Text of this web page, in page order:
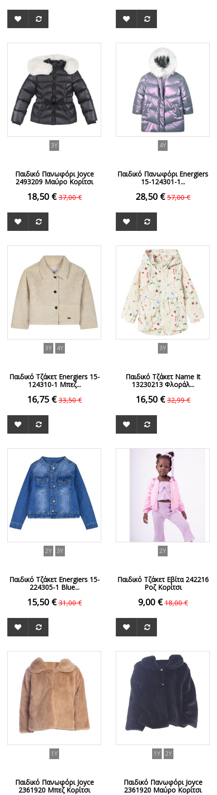
3Y
Παιδικό Πανωφόρι Joyce
2493209 Μαύρο Κορίτσι
18,50 € 37,00 €
4Y
Παιδικό Πανωφόρι Energiers
15-124301-1...
28,50 € 57,00 €
3Y 4Y
Παιδικό Τζάκετ Energiers 15-
124310-1 Μπεζ...
16,75 € 33,50 €
ΟFFER
3Y
Παιδικό Τζάκετ Name It
13230213 Φλοράλ...
16,50 € 32,99 €
2Y 3Y
Παιδικό Τζάκετ Energiers 15-
224305-1 Blue...
15,50 € 31,00 €
2Y
Παιδικό Τζάκετ Εβίτα 242216
Ροζ Κορίτσι
9,00 € 18,00 €
1Y
Παιδικό Πανωφόρι Joyce
2361920 Μπεζ Κορίτσι
ΟFFER
1Y 2Y
Παιδικό Πανωφόρι Joyce
2361920 Μαύρο Κορίτσι